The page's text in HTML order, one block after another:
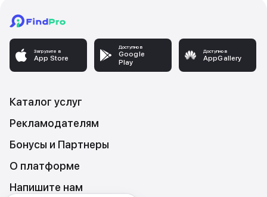
Загрузите в
App Store
Доступно в
Google
Play
Доступно в
AppGallery
Каталог услуг
Рекламодателям
Бонусы и Партнеры
О платформе
Напишите нам